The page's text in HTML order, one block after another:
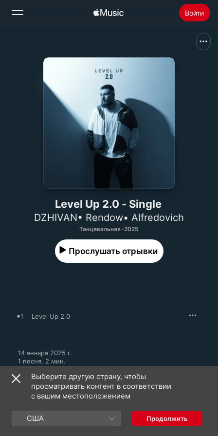
Войти
Установить Apple Music
Level Up 2.0 - Single
DZHIVAN• Rendow• Alfredovich
Танцевальная · 2025
Прослушать отрывки
1 Level Up 2.0
14 января 2025 г.
1 песня, 2 мин.
DZHIVAN: еще
Выберите другую страну, чтобы
просматривать контент в соответствии
с вашим местоположением
США Продолжить